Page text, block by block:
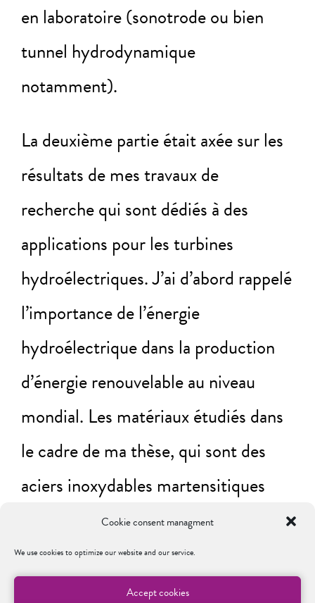
Cookie consent managment
We use cookies to optimize our website and our service.
Accept cookies
en laboratoire (sonotrode ou bien
tunnel hydrodynamique
notamment).
La deuxième partie était axée sur les
résultats de mes travaux de
recherche qui sont dédiés à des
applications pour les turbines
hydroélectriques. J’ai d’abord rappelé
l’importance de l’énergie
hydroélectrique dans la production
d’énergie renouvelable au niveau
mondial. Les matériaux étudiés dans
le cadre de ma thèse, qui sont des
aciers inoxydables martensitiques
utilisés dans la plupart des turbines
hydroélectriques, ont été introduit